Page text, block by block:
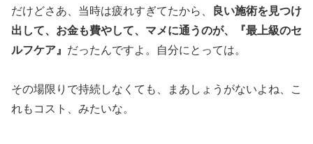
だけどさあ、当時は疲れすぎてたから、
良い施術を見つけ
出して、お金も費やして、マメに通うのが、『最上級のセ
ルフケア』 だったんですよ。自分にとっては。
その場限りで持続しなくても、まあしょうがないよね、こ
れもコスト、みたいな。